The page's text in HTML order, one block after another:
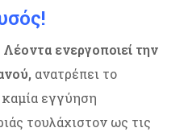
ενεργοποιεί την
ανατρέπει το
καμία εγγύηση
τουλάχιστον ως τις